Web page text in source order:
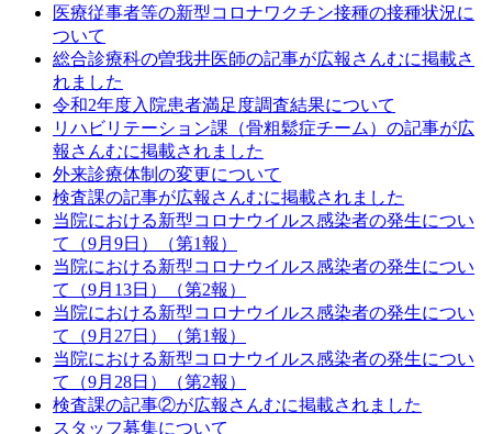
医療従事者等の新型コロナワクチン接種の接種状況に
ついて
総合診療科の曽我井医師の記事が広報さんむに掲載さ
れました
令和2年度入院患者満足度調査結果について
リハビリテーション課（骨粗鬆症チーム）の記事が広
報さんむに掲載されました
外来診療体制の変更について
検査課の記事が広報さんむに掲載されました
当院における新型コロナウイルス感染者の発生につい
て（9月9日）（第1報）
当院における新型コロナウイルス感染者の発生につい
て（9月13日）（第2報）
当院における新型コロナウイルス感染者の発生につい
て（9月27日）（第1報）
当院における新型コロナウイルス感染者の発生につい
て（9月28日）（第2報）
検査課の記事②が広報さんむに掲載されました
スタッフ募集について